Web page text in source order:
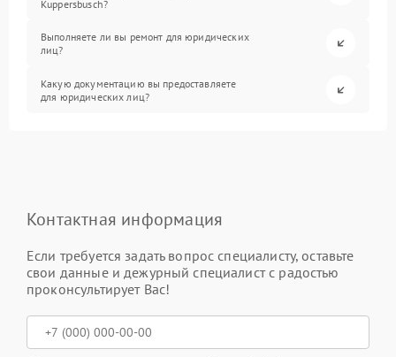
Kuppersbusch?
Выполняете ли вы ремонт для юридических
лиц?
Какую документацию вы предоставляете
для юридических лиц?
Контактная информация
Если требуется задать вопрос специалисту, оставьте
свои данные и дежурный специалист с радостью
проконсультирует Вас!